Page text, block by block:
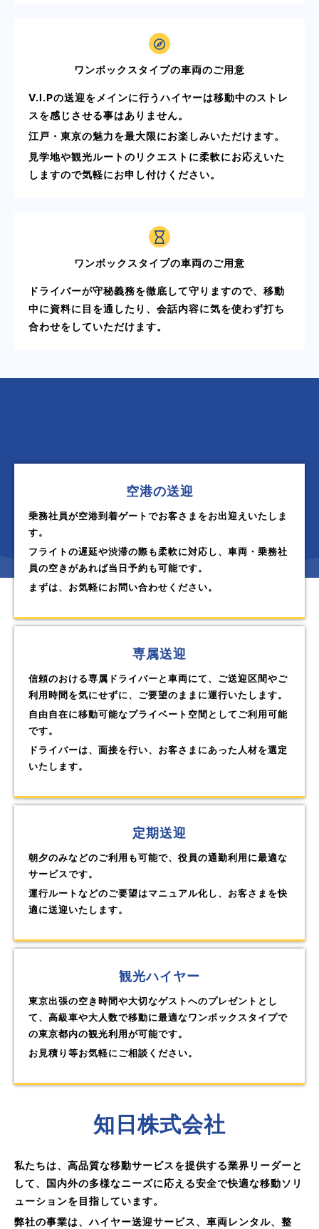
ワンボックスタイプの車両のご用意
V.I.Pの送迎をメインに行うハイヤーは移動中のストレ
スを感じさせる事はありません。
江戸・東京の魅力を最大限にお楽しみいただけます。
見学地や観光ルートのリクエストに柔軟にお応えいた
しますので気軽にお申し付けください。
ワンボックスタイプの車両のご用意
ドライバーが守秘義務を徹底して守りますので、移動
中に資料に目を通したり、会話内容に気を使わず打ち
合わせをしていただけます。
空港の送迎
乗務社員が空港到着ゲートでお客さまをお出迎えいたしま
す。
フライトの遅延や渋滞の際も柔軟に対応し、車両・乗務社
員の空きがあれば当日予約も可能です。
まずは、お気軽にお問い合わせください。
専属送迎
信頼のおける専属ドライバーと車両にて、ご送迎区間やご
利用時間を気にせずに、ご要望のままに運行いたします。
自由自在に移動可能なプライベート空間としてご利用可能
です。
ドライバーは、面接を行い、お客さまにあった人材を選定
いたします。
定期送迎
朝夕のみなどのご利用も可能で、役員の通勤利用に最適な
サービスです。
運行ルートなどのご要望はマニュアル化し、お客さまを快
適に送迎いたします。
観光ハイヤー
東京出張の空き時間や大切なゲストへのプレゼントとし
て、高級車や大人数で移動に最適なワンボックスタイプで
の東京都内の観光利用が可能です。
お見積り等お気軽にご相談ください。
知日株式会社
私たちは、高品質な移動サービスを提供する業界リーダーと
して、国内外の多様なニーズに応える安全で快適な移動ソリ
ューションを目指しています。
弊社の事業は、ハイヤー送迎サービス、車両レンタル、整